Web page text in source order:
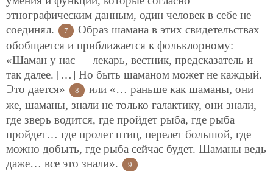
этнографическим данным, один человек в себе не
соединял.
7
Образ шамана в этих свидетельствах
обобщается и приближается к фольклорному:
«Шаман у нас — лекарь, вестник, предсказатель и
так далее. […] Но быть шаманом может не каждый.
Это дается»
8
или «… раньше как шаманы, они
же, шаманы, знали не только галактику, они знали,
где зверь водится, где пройдет рыба, где рыба
пройдет… где пролет птиц, перелет большой, где
можно добыть, где рыба сейчас будет. Шаманы ведь
даже… все это знали».
9